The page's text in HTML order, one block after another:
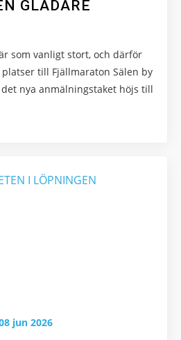
GLADARE
som vanligt stort, och därför
till Fjällmaraton Sälen by
det nya anmälningstaket höjs till
jun 2026